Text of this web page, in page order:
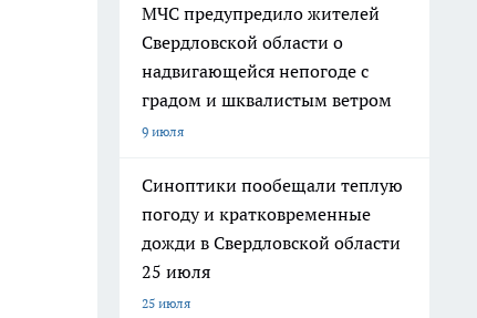
МЧС предупредило жителей
Свердловской области о
надвигающейся непогоде с
градом и шквалистым ветром
9 июля
Синоптики пообещали теплую
погоду и кратковременные
дожди в Свердловской области
25 июля
25 июля